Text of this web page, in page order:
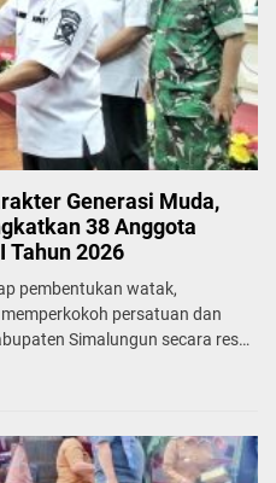
Generasi Muda,
38 Anggota
Tahun 2026
pembentukan watak,
persatuan dan
Simalungun secara resmi